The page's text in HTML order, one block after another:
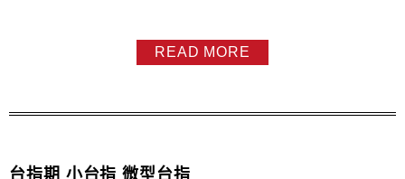
保證金24420 元美金2442 元美金50000 元台幣每一...
READ MORE
台指期 小台指 微型台指